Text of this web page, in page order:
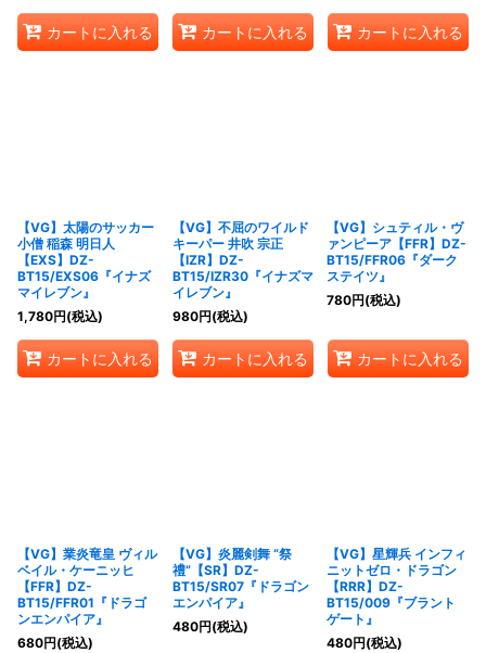
カートに入れる カートに入れる カートに入れる
【VG】太陽のサッカー
小僧 稲森 明日人
【EXS】DZ-
BT15/EXS06『イナズ
マイレブン』
1,780円(税込)
カートに入れる
【VG】不屈のワイルド
キーパー 井吹 宗正
【IZR】DZ-
BT15/IZR30『イナズマ
イレブン』
980円(税込)
カートに入れる
【VG】シュティル・ヴ
ァンピーア【FFR】DZ-
BT15/FFR06『ダーク
ステイツ』
780円(税込)
カートに入れる
【VG】業炎竜皇 ヴィル
ベイル・ケーニッヒ
【FFR】DZ-
BT15/FFR01『ドラゴ
ンエンパイア』
680円(税込)
【VG】炎麗剣舞 “祭
禮”【SR】DZ-
BT15/SR07『ドラゴン
エンパイア』
480円(税込)
【VG】星輝兵 インフィ
ニットゼロ・ドラゴン
【RRR】DZ-
BT15/009『ブラント
ゲート』
480円(税込)